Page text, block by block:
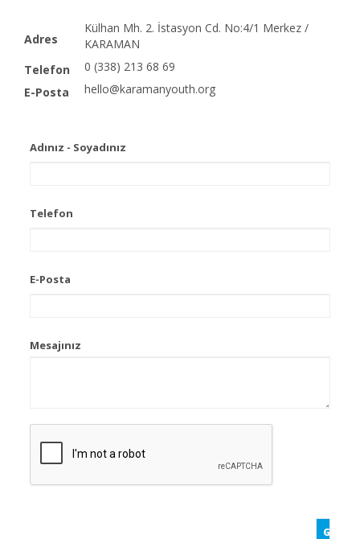
Adres
Külhan Mh. 2. İstasyon Cd. No:4/1 Merkez /
KARAMAN
Telefon
0 (338) 213 68 69
E-Posta
hello@karamanyouth.org
Adınız - Soyadınız
Telefon
E-Posta
Mesajınız